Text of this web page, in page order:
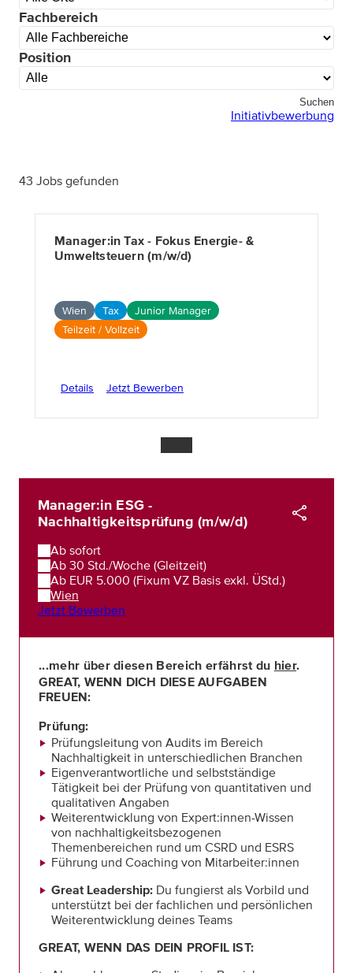
Fachbereich
Position
Initiativbewerbung
Suchen
43 Jobs gefunden
Manager:in Tax - Fokus Energie- &
Umweltsteuern (m/w/d)
Wien Tax
Junior Manager
Teilzeit / Vollzeit
Details Jetzt Bewerben
Manager:in ESG -
Nachhaltigkeitsprüfung (m/w/d)
Ab sofort
Ab 30 Std./Woche (Gleitzeit)
Ab EUR 5.000 (Fixum VZ Basis exkl. ÜStd.)
Wien
Jetzt Bewerben
...mehr über diesen Bereich erfährst du hier.
GREAT, WENN DICH DIESE AUFGABEN
FREUEN:
Prüfung:
Prüfungsleitung von Audits im Bereich
Nachhaltigkeit in unterschiedlichen Branchen
Eigenverantwortliche und selbstständige
Tätigkeit bei der Prüfung von quantitativen und
qualitativen Angaben
Weiterentwicklung von Expert:innen-Wissen
von nachhaltigkeitsbezogenen
Themenbereichen rund um CSRD und ESRS
Führung und Coaching von Mitarbeiter:innen
Great Leadership: Du fungierst als Vorbild und
unterstützt bei der fachlichen und persönlichen
Weiterentwicklung deines Teams
GREAT, WENN DAS DEIN PROFIL IST: